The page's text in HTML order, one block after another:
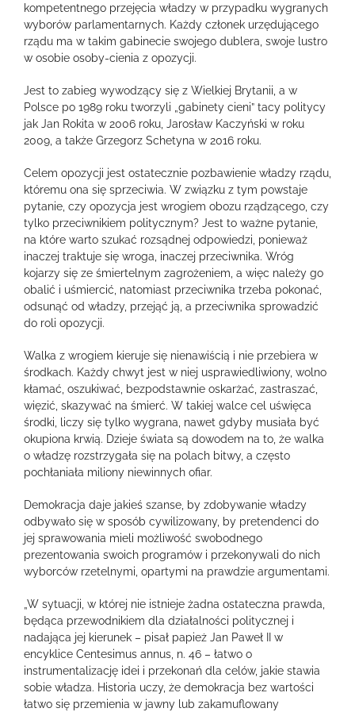
kompetentnego przejęcia władzy w przypadku wygranych
wyborów parlamentarnych. Każdy członek urzędującego
rządu ma w takim gabinecie swojego dublera, swoje lustro
w osobie osoby-cienia z opozycji.
Jest to zabieg wywodzący się z Wielkiej Brytanii, a w
Polsce po 1989 roku tworzyli „gabinety cieni” tacy politycy
jak Jan Rokita w 2006 roku, Jarosław Kaczyński w roku
2009, a także Grzegorz Schetyna w 2016 roku.
Celem opozycji jest ostatecznie pozbawienie władzy rządu,
któremu ona się sprzeciwia. W związku z tym powstaje
pytanie, czy opozycja jest wrogiem obozu rządzącego, czy
tylko przeciwnikiem politycznym? Jest to ważne pytanie,
na które warto szukać rozsądnej odpowiedzi, ponieważ
inaczej traktuje się wroga, inaczej przeciwnika. Wróg
kojarzy się ze śmiertelnym zagrożeniem, a więc należy go
obalić i uśmiercić, natomiast przeciwnika trzeba pokonać,
odsunąć od władzy, przejąć ją, a przeciwnika sprowadzić
do roli opozycji.
Walka z wrogiem kieruje się nienawiścią i nie przebiera w
środkach. Każdy chwyt jest w niej usprawiedliwiony, wolno
kłamać, oszukiwać, bezpodstawnie oskarżać, zastraszać,
więzić, skazywać na śmierć. W takiej walce cel uświęca
środki, liczy się tylko wygrana, nawet gdyby musiała być
okupiona krwią. Dzieje świata są dowodem na to, że walka
o władzę rozstrzygała się na polach bitwy, a często
pochłaniała miliony niewinnych ofiar.
Demokracja daje jakieś szanse, by zdobywanie władzy
odbywało się w sposób cywilizowany, by pretendenci do
jej sprawowania mieli możliwość swobodnego
prezentowania swoich programów i przekonywali do nich
wyborców rzetelnymi, opartymi na prawdzie argumentami.
„W sytuacji, w której nie istnieje żadna ostateczna prawda,
będąca przewodnikiem dla działalności politycznej i
nadająca jej kierunek – pisał papież Jan Paweł II w
encyklice Centesimus annus, n. 46 – łatwo o
instrumentalizację idei i przekonań dla celów, jakie stawia
sobie władza. Historia uczy, że demokracja bez wartości
łatwo się przemienia w jawny lub zakamuflowany